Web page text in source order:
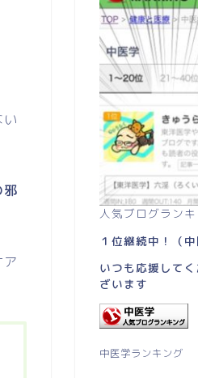
邪
人気ブログラン
１位継続中！（中
いつも応援して
ざいます
中医学ランキング